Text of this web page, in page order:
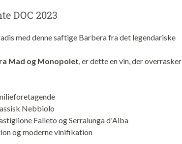
DOC 2023
med denne saftige Barbera fra det legendariske
Mad og Monopolet, er dette en vin, der overrasker
Nebbiolo
Falleto og Serralunga d'Alba
og moderne vinifikation